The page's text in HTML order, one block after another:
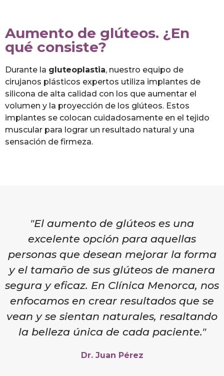
Aumento de glúteos. ¿En
qué consiste?
Durante la gluteoplastia, nuestro equipo de
cirujanos plásticos expertos utiliza implantes de
silicona de alta calidad con los que aumentar el
volumen y la proyección de los glúteos. Estos
implantes se colocan cuidadosamente en el tejido
muscular para lograr un resultado natural y una
sensación de firmeza.
"El aumento de glúteos es una
excelente opción para aquellas
personas que desean mejorar la forma
y el tamaño de sus glúteos de manera
segura y eficaz. En Clínica Menorca, nos
enfocamos en crear resultados que se
vean y se sientan naturales, resaltando
la belleza única de cada paciente."
Dr. Juan Pérez